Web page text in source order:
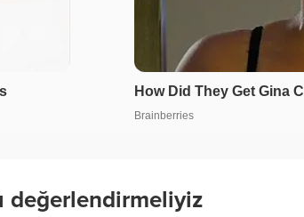
değerlendirmeliyiz